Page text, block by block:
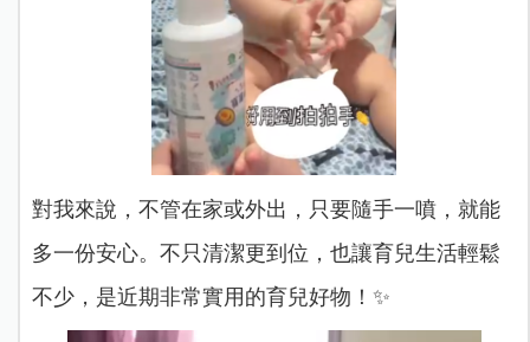
對我來說，不管在家或外出，只要隨手一噴，就能
多一份安心。不只清潔更到位，也讓育兒生活輕鬆
不少，是近期非常實用的育兒好物！✨